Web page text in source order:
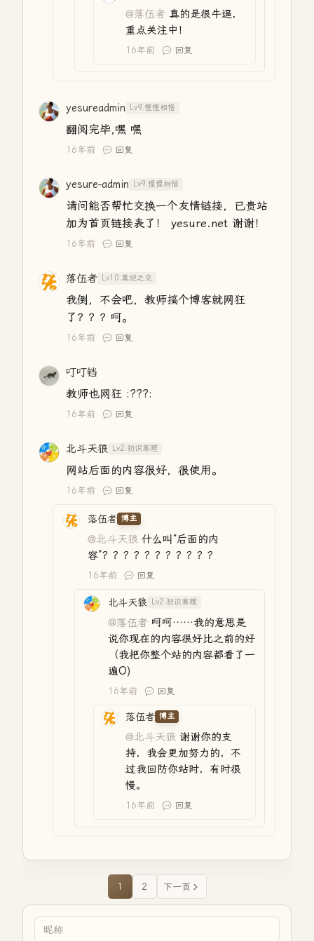
@落伍者 真的是很牛逼，
重点关注中！
16年前 回复
yesureadmin Lv9.惺惺相惜
翻阅完毕,嘿 嘿
16年前 回复
yesure-admin Lv9.惺惺相惜
请问能否帮忙交换一个友情链接，已贵站
加为首页链接表了！ yesure.net 谢谢！
16年前 回复
落伍者 Lv10.莫逆之交
我倒，不会吧，教师搞个博客就网狂
了？？？呵。
16年前 回复
叮叮铛
教师也网狂 :???:
16年前 回复
北斗天狼 Lv2.初识寒暄
网站后面的内容很好，很使用。
16年前 回复
落伍者 博主
@北斗天狼 什么叫“后面的内
容”？？？？？？？？？？？
16年前 回复
北斗天狼 Lv2.初识寒暄
@落伍者 呵呵……我的意思是
说你现在的内容很好比之前的好
（我把你整个站的内容都看了一
遍O)
16年前 回复
落伍者 博主
@北斗天狼 谢谢你的支
持，我会更加努力的，不
过我回防你站时，有时很
慢。
16年前 回复
1 2 下一页